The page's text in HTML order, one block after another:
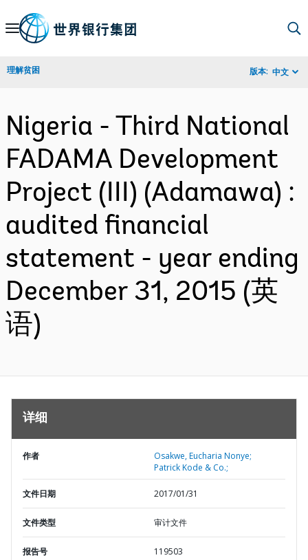
Skip
Navigation
理解贫困 版本: 中文
Nigeria - Third National
FADAMA Development
Project (III) (Adamawa) :
audited financial
statement - year ending
December 31, 2015 (英
语)
详细
作者
Osakwe, Eucharia Nonye;
Patrick Kode & Co.;
文件日期 2017/01/31
文件类型 审计文件
报告号 119503